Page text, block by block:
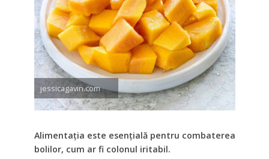
jessicagavin.com
Alimentația este esențială pentru combaterea
bolilor, cum ar fi colonul iritabil.